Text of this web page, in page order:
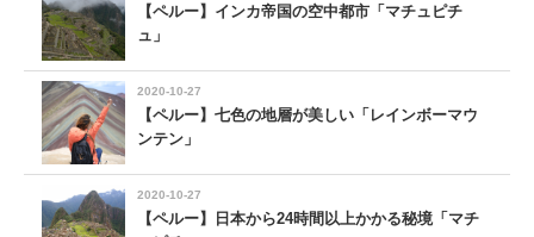
【ペルー】インカ帝国の空中都市「マチュピチ
ュ」
2020-10-27
【ペルー】七色の地層が美しい「レインボーマウ
ンテン」
2020-10-27
【ペルー】日本から24時間以上かかる秘境「マチ